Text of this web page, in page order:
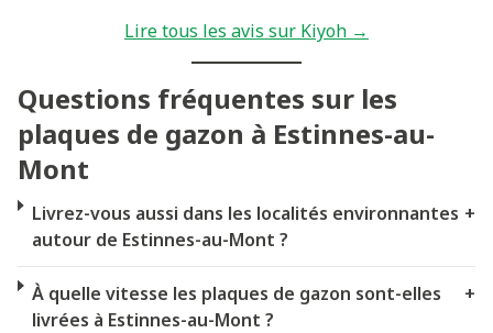
Lire tous les avis sur Kiyoh →
Questions fréquentes sur les
plaques de gazon à Estinnes-au-
Mont
Livrez-vous aussi dans les localités environnantes
autour de Estinnes-au-Mont ?
+
À quelle vitesse les plaques de gazon sont-elles
livrées à Estinnes-au-Mont ?
+